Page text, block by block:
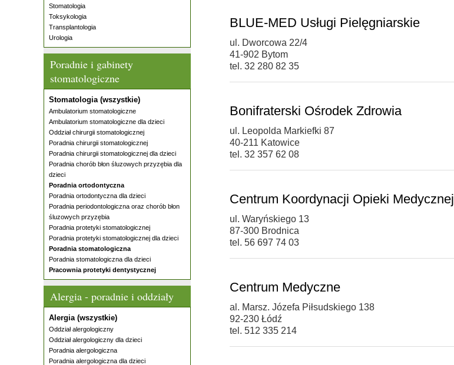
Stomatologia
Toksykologia
Transplantologia
Urologia
Poradnie i gabinety
stomatologiczne
Stomatologia (wszystkie)
Ambulatorium stomatologiczne
Ambulatorium stomatologiczne dla dzieci
Oddział chirurgii stomatologicznej
Poradnia chirurgii stomatologicznej
Poradnia chirurgii stomatologicznej dla dzieci
Poradnia chorób błon śluzowych przyzębia dla
dzieci
Poradnia ortodontyczna
Poradnia ortodontyczna dla dzieci
Poradnia periodontologiczna oraz chorób błon
śluzowych przyzębia
Poradnia protetyki stomatologicznej
Poradnia protetyki stomatologicznej dla dzieci
Poradnia stomatologiczna
Poradnia stomatologiczna dla dzieci
Pracownia protetyki dentystycznej
Alergia - poradnie i oddziały
Alergia (wszystkie)
Oddział alergologiczny
Oddział alergologiczny dla dzieci
Poradnia alergologiczna
Poradnia alergologiczna dla dzieci
BLUE-MED Usługi Pielęgniarskie
ul. Dworcowa 22/4
41-902 Bytom
tel. 32 280 82 35
Bonifraterski Ośrodek Zdrowia
ul. Leopolda Markiefki 87
40-211 Katowice
tel. 32 357 62 08
Centrum Koordynacji Opieki Medycznej
ul. Waryńskiego 13
87-300 Brodnica
tel. 56 697 74 03
Centrum Medyczne
al. Marsz. Józefa Piłsudskiego 138
92-230 Łódź
tel. 512 335 214